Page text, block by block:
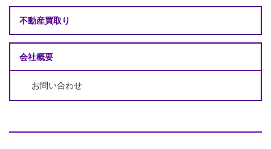
不動産買取り
会社概要
お問い合わせ